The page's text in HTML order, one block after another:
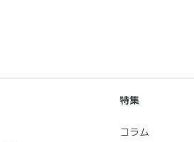
特集
コラム